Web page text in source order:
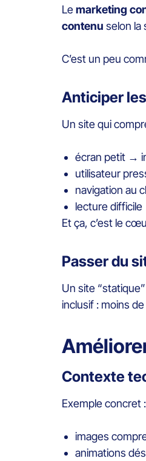
Lemarketing
contenu selon la
C’est un peu
Anticiper
Un site qui
écran petit →
utilisateur
navigation au
lecture
Et ça, c’est le
Passer du
Un site
inclusif : moins
Contexte
Exemple concret
images
animations